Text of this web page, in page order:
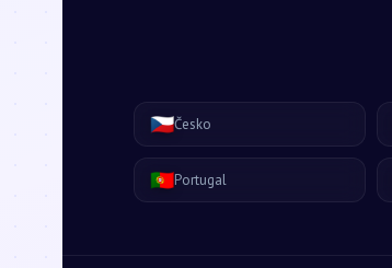
🇨🇿Česko
🇵🇹Portugal